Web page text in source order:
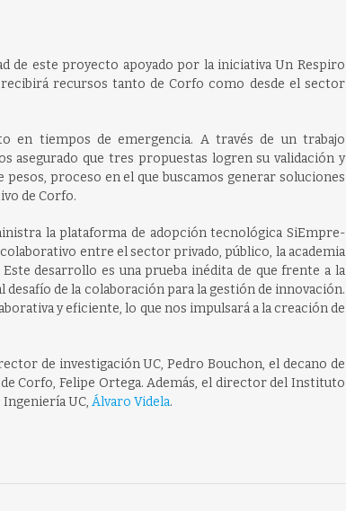
de este proyecto apoyado por la iniciativa Un Respiro
recursos tanto de Corfo como desde el sector
en tiempos de emergencia. A través de un trabajo
asegurado que tres propuestas logren su validación y
proceso en el que buscamos generar soluciones
de Corfo.
la plataforma de adopción tecnológica SiEmpre-
entre el sector privado, público, la academia
desarrollo es una prueba inédita de que frente a la
de la colaboración para la gestión de innovación.
y eficiente, lo que nos impulsará a la creación de
de investigación UC, Pedro Bouchon, el decano de
Corfo, Felipe Ortega. Además, el director del Instituto
Ingeniería UC, Álvaro Videla.